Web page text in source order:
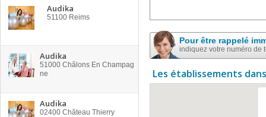
Audika
51100 Reims
Audika
51000 Châlons En Champag
ne
Audika
02400 Château Thierry
Pour être rappelé
indiquez votre numéro de
Les établissements